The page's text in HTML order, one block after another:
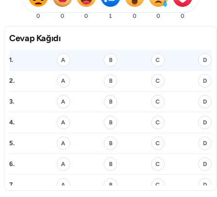
0 0 0 1 0 0 0
Cevap Kağıdı
1. A B C D
2. A B C D
3. A B C D
4. A B C D
5. A B C D
6. A B C D
7. A B C D